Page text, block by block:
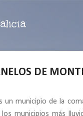
DE
un municipio de la
municipios más